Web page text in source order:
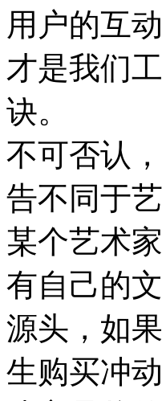
用户的互
才是我们
诀。
不可否认
告不同于
某个艺术
有自己的
源头，如
生购买冲